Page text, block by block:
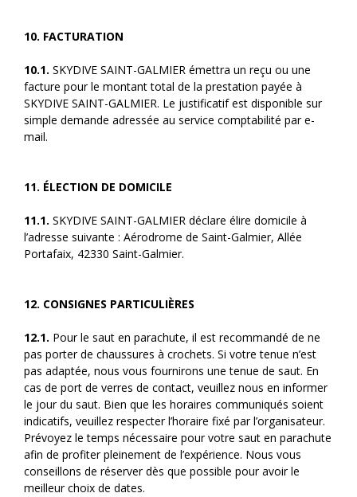
10. FACTURATION
10.1. SKYDIVE SAINT-GALMIER émettra un reçu ou une
facture pour le montant total de la prestation payée à
SKYDIVE SAINT-GALMIER. Le justificatif est disponible sur
simple demande adressée au service comptabilité par e-
mail.
11. ÉLECTION DE DOMICILE
11.1. SKYDIVE SAINT-GALMIER déclare élire domicile à
l’adresse suivante : Aérodrome de Saint-Galmier, Allée
Portafaix, 42330 Saint-Galmier.
12. CONSIGNES PARTICULIÈRES
12.1. Pour le saut en parachute, il est recommandé de ne
pas porter de chaussures à crochets. Si votre tenue n’est
pas adaptée, nous vous fournirons une tenue de saut. En
cas de port de verres de contact, veuillez nous en informer
le jour du saut. Bien que les horaires communiqués soient
indicatifs, veuillez respecter l’horaire fixé par l’organisateur.
Prévoyez le temps nécessaire pour votre saut en parachute
afin de profiter pleinement de l’expérience. Nous vous
conseillons de réserver dès que possible pour avoir le
meilleur choix de dates.